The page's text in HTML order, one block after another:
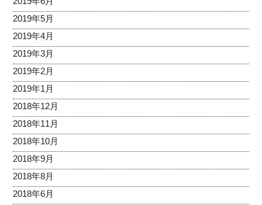
2019年5月
2019年4月
2019年3月
2019年2月
2019年1月
2018年12月
2018年11月
2018年10月
2018年9月
2018年8月
2018年6月